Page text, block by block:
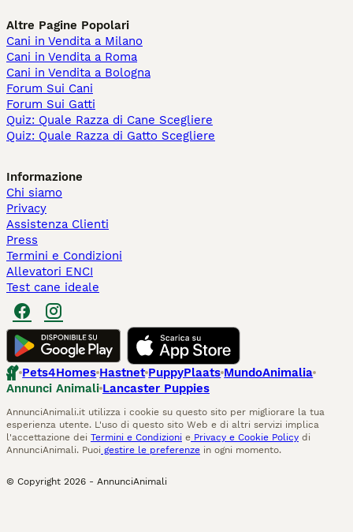
Altre Pagine Popolari
Cani in Vendita a Milano
Cani in Vendita a Roma
Cani in Vendita a Bologna
Forum Sui Cani
Forum Sui Gatti
Quiz: Quale Razza di Cane Scegliere
Quiz: Quale Razza di Gatto Scegliere
Informazione
Chi siamo
Privacy
Assistenza Clienti
Press
Termini e Condizioni
Allevatori ENCI
Test cane ideale
Pets4Homes Hastnet PuppyPlaats MundoAnimalia
Annunci Animali Lancaster Puppies
AnnunciAnimali.it utilizza i cookie su questo sito per migliorare la tua
esperienza utente. L'uso di questo sito Web e di altri servizi implica
l'accettazione dei Termini e Condizioni e Privacy e Cookie Policy di
AnnunciAnimali. Puoi gestire le preferenze in ogni momento.
© Copyright 2026 - AnnunciAnimali